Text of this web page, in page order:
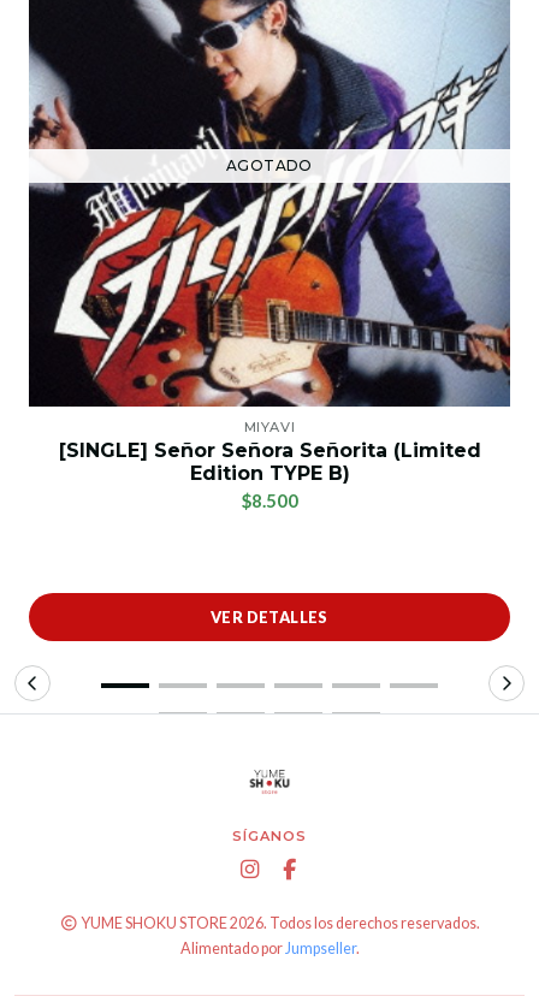
AGOTADO
MIYAVI
[SINGLE] Señor Señora Señorita (Limited
Edition TYPE B)
$8.500
VER DETALLES
SÍGANOS
YUME SHOKU STORE 2026. Todos los derechos reservados.
Alimentado por Jumpseller.